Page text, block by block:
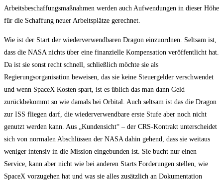
Arbeitsbeschaffungsmaßnahmen werden auch Aufwendungen in dieser Höhe
für die Schaffung neuer Arbeitsplätze gerechnet.
Wie ist der Start der wiederverwendbaren Dragon einzuordnen. Seltsam ist,
dass die NASA nichts über eine finanzielle Kompensation veröffentlicht hat.
Da ist sie sonst recht schnell, schließlich möchte sie als
Regierungsorganisation beweisen, das sie keine Steuergelder verschwendet
und wenn SpaceX Kosten spart, ist es üblich das man dann Geld
zurückbekommt so wie damals bei Orbital. Auch seltsam ist das die Dragon
zur ISS fliegen darf, die wiederverwendbare erste Stufe aber noch nicht
genutzt werden kann. Aus „Kundensicht“ – der CRS-Kontrakt unterscheidet
sich von normalen Abschlüssen der NASA dahin gehend, dass sie weitaus
weniger intensiv in die Mission eingebunden ist. Sie bucht nur einen
Service, kann aber nicht wie bei anderen Starts Forderungen stellen, wie
SpaceX vorzugehen hat und was sie alles zusätzlich an Dokumentation